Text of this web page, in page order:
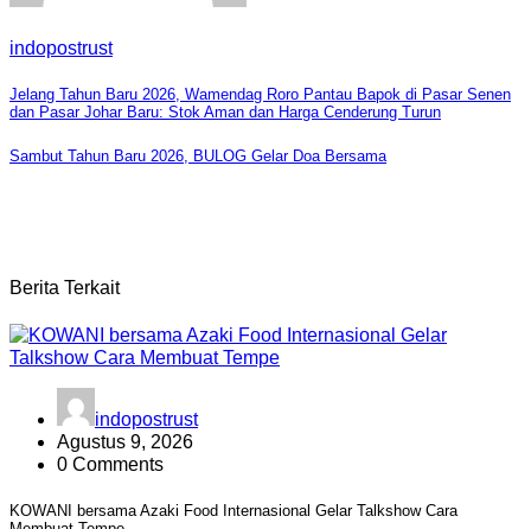
indopostrust
Navigasi
Jelang Tahun Baru 2026, Wamendag Roro Pantau Bapok di Pasar Senen
dan Pasar Johar Baru: Stok Aman dan Harga Cenderung Turun
Sambut Tahun Baru 2026, BULOG Gelar Doa Bersama
Berita Terkait
indopostrust
Agustus 9, 2026
0 Comments
KOWANI bersama Azaki Food Internasional Gelar Talkshow Cara